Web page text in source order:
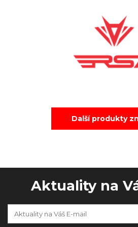
Další produkty
Aktuality na